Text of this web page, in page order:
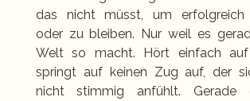
das nicht müsst, um erfolgreich
oder zu bleiben. Nur weil es
Welt so macht. Hört einfach auf
springt auf keinen Zug auf, der
nicht stimmig anfühlt. Gerade